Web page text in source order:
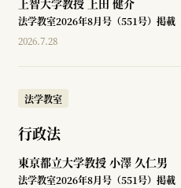
上智大学教授 上田 健介
法学教室2026年8月号（551号）掲載
2026.7.28
法学教室
行政法
東京都立大学教授 小澤 久仁男
法学教室2026年8月号（551号）掲載